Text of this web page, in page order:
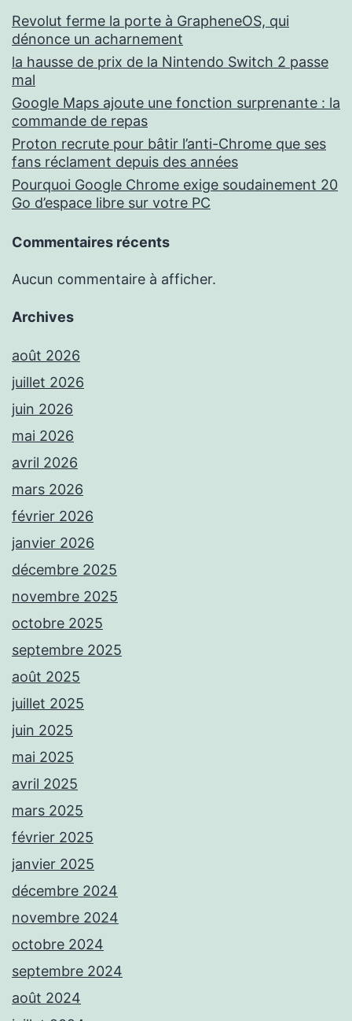
Revolut ferme la porte à GrapheneOS, qui
dénonce un acharnement
la hausse de prix de la Nintendo Switch 2 passe
mal
Google Maps ajoute une fonction surprenante : la
commande de repas
Proton recrute pour bâtir l’anti-Chrome que ses
fans réclament depuis des années
Pourquoi Google Chrome exige soudainement 20
Go d’espace libre sur votre PC
Commentaires récents
Aucun commentaire à afficher.
Archives
août 2026
juillet 2026
juin 2026
mai 2026
avril 2026
mars 2026
février 2026
janvier 2026
décembre 2025
novembre 2025
octobre 2025
septembre 2025
août 2025
juillet 2025
juin 2025
mai 2025
avril 2025
mars 2025
février 2025
janvier 2025
décembre 2024
novembre 2024
octobre 2024
septembre 2024
août 2024